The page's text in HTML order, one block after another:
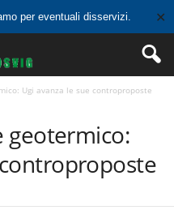
per eventuali disservizi. ✕
Ugi avanza le sue controproposte
geotermico: